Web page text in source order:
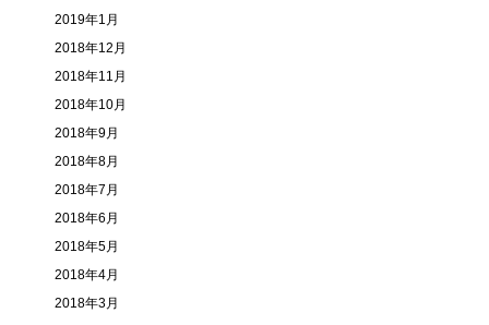
2019年1月
2018年12月
2018年11月
2018年10月
2018年9月
2018年8月
2018年7月
2018年6月
2018年5月
2018年4月
2018年3月